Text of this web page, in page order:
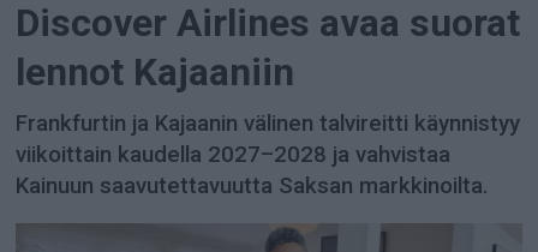
Discover Airlines avaa suorat
lennot Kajaaniin
Frankfurtin ja Kajaanin välinen talvireitti käynnistyy
viikoittain kaudella 2027–2028 ja vahvistaa
Kainuun saavutettavuutta Saksan markkinoilta.